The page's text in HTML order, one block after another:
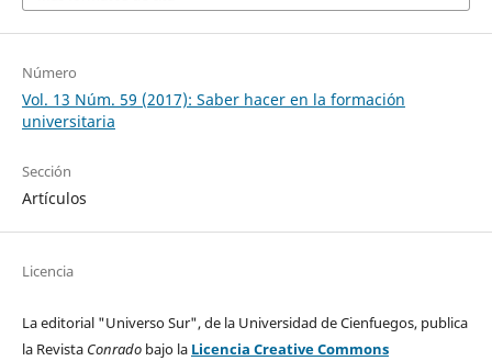
Número
Vol. 13 Núm. 59 (2017): Saber hacer en la formación
universitaria
Sección
Artículos
Licencia
La editorial "Universo Sur", de la Universidad de Cienfuegos, publica
la Revista Conradobajo la Licencia Creative Commons